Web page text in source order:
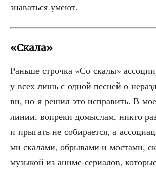
зна­вать­ся умеют.
«Скала»
Рань­ше строч­ка «Со ска­лы»
у всех лишь с одной пес­ней о
ви, но я решил это испра­вить. В
линии, вопре­ки домыс­лам, никто
и пры­гать не соби­ра­ет­ся, а
ми ска­ла­ми, обры­ва­ми и моста­ми,
музы­кой из ани­ме-сери­а­лов,